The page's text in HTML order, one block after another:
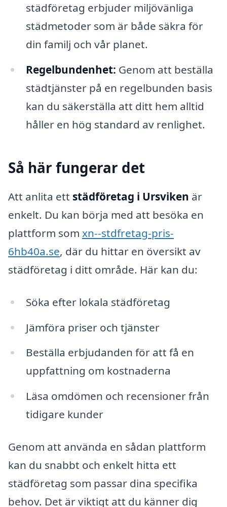
städföretag erbjuder miljövänliga
städmetoder som är både säkra för
din familj och vår planet.
Regelbundenhet: Genom att beställa
städtjänster på en regelbunden basis
kan du säkerställa att ditt hem alltid
håller en hög standard av renlighet.
Så här fungerar det
Att anlita ett städföretag i Ursviken är
enkelt. Du kan börja med att besöka en
plattform som xn--stdfretag-pris-
6hb40a.se, där du hittar en översikt av
städföretag i ditt område. Här kan du:
Söka efter lokala städföretag
Jämföra priser och tjänster
Beställa erbjudanden för att få en
uppfattning om kostnaderna
Läsa omdömen och recensioner från
tidigare kunder
Genom att använda en sådan plattform
kan du snabbt och enkelt hitta ett
städföretag som passar dina specifika
behov. Det är viktigt att du känner dig